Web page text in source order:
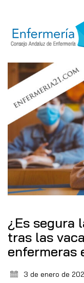
¿Es segura
tras las
enfermeras
3 de enero de